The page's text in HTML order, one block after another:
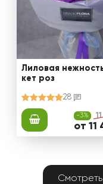
Лиловая
кет роз
28
-3%
от 11